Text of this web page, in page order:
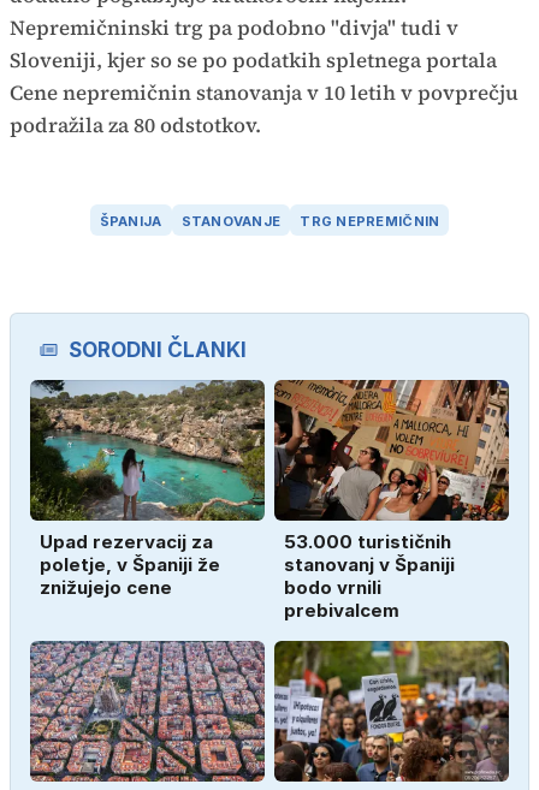
Nepremičninski trg pa podobno "divja" tudi v
Sloveniji, kjer so se po podatkih spletnega portala
Cene nepremičnin stanovanja v 10 letih v povprečju
podražila za 80 odstotkov.
ŠPANIJA STANOVANJE TRG NEPREMIČNIN
SORODNI ČLANKI
Upad rezervacij za
poletje, v Španiji že
znižujejo cene
53.000 turističnih
stanovanj v Španiji
bodo vrnili
prebivalcem